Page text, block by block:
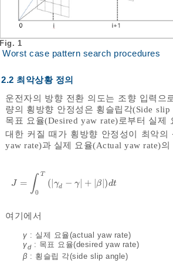
Fig. 1
Worst case pattern search procedures
2.2 최악상황 정의
운전자의 방향 전환 의도는 조향 입력으
량의 횡방향 안정성은 횡슬립각(Side
목표 요율(Desired yaw rate)로부터 실제
대한 커질 때가 횡방향 안정성이 최악의
yaw rate)과 실제 요율(Actual yaw rate)
J = ∫ T
0
( γd − γ| + β )dt
J =∫0 Tγd γ+ βd t
여기에서
γ : 실제 요율(actual yaw rate)
γd: 목표 요율(desired yaw rate)
β : 횡슬립 각(side slip angle)